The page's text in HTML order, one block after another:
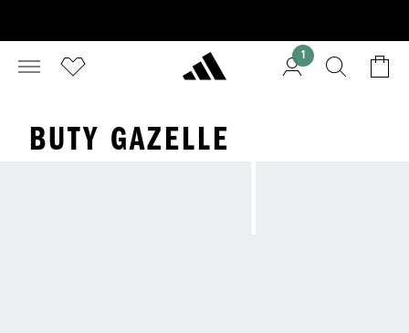
1
BUTY GAZELLE